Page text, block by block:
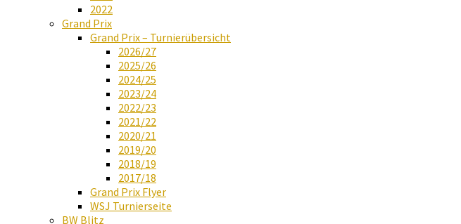
2022
Grand Prix
Grand Prix – Turnierübersicht
2026/27
2025/26
2024/25
2023/24
2022/23
2021/22
2020/21
2019/20
2018/19
2017/18
Grand Prix Flyer
WSJ Turnierseite
BW Blitz